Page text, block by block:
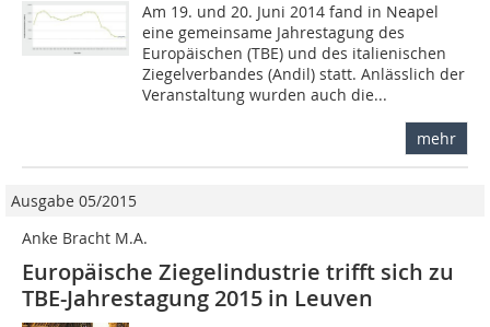
Am 19. und 20. Juni 2014 fand in Neapel
eine gemeinsame Jahrestagung des
Europäischen (TBE) und des italienischen
Ziegelverbandes (Andil) statt. Anlässlich der
Veranstaltung wurden auch die...
mehr
Ausgabe 05/2015
Anke Bracht M.A.
Europäische Ziegelindustrie trifft sich zu
TBE-Jahrestagung 2015 in Leuven